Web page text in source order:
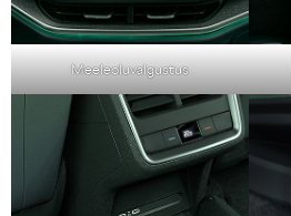
Meeleoluvalgustus